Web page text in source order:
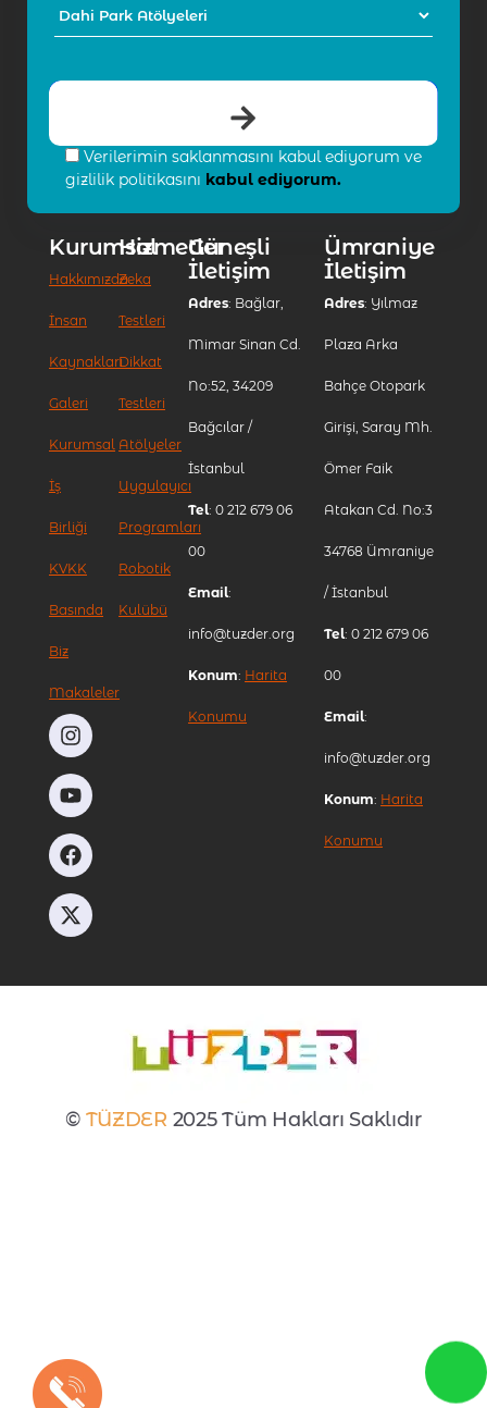
Verilerimin saklanmasını kabul ediyorum ve
gizlilik politikasını kabul ediyorum.
Kurumsal
Hakkımızda
İnsan
Kaynakları
Galeri
Kurumsal
İş
Birliği
KVKK
Basında
Biz
Makaleler
Hizmetler
Zeka
Testleri
Dikkat
Testleri
Atölyeler
Uygulayıcı
Programları
Robotik
Kulübü
Güneşli
İletişim
Adres: Bağlar,
Mimar Sinan Cd.
No:52, 34209
Bağcılar /
İstanbul
Tel: 0 212 679 06
00
Email:
info@tuzder.org
Konum: Harita
Konumu
Ümraniye
İletişim
Adres: Yılmaz
Plaza Arka
Bahçe Otopark
Girişi, Saray Mh.
Ömer Faik
Atakan Cd. No:3
34768 Ümraniye
/ İstanbul
Tel: 0 212 679 06
00
Email:
info@tuzder.org
Konum: Harita
Konumu
© TÜZDER 2025 Tüm Hakları Saklıdır